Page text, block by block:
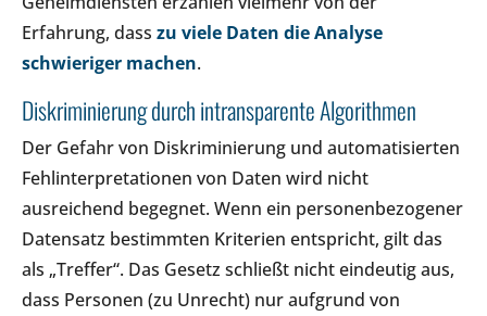
Erfahrung, dass zu viele Daten die Analyse
schwieriger machen.
Diskriminierung durch intransparente Algorithmen
Der Gefahr von Diskriminierung und automatisierten
Fehlinterpretationen von Daten wird nicht
ausreichend begegnet. Wenn ein personenbezogener
Datensatz bestimmten Kriterien entspricht, gilt das
als „Treffer“. Das Gesetz schließt nicht eindeutig aus,
dass Personen (zu Unrecht) nur aufgrund von